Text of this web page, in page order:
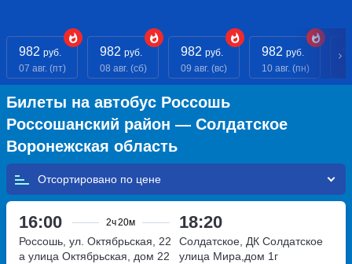
982 руб.
07 авг. (пт)
982 руб.
08 авг. (сб)
982 руб.
09 авг. (вс)
982 руб.
10 авг. (пн)
Билеты на автобус Россошь
Россошанский район — Солдатское
Воронежская область
Отсортировано по
16:00 2ч20м 18:20
Россошь, ул. Октябрьская, 22
а улица Октябрьская, дом 22
Солдатское, ДК Солдатское
улица Мира,дом 1г